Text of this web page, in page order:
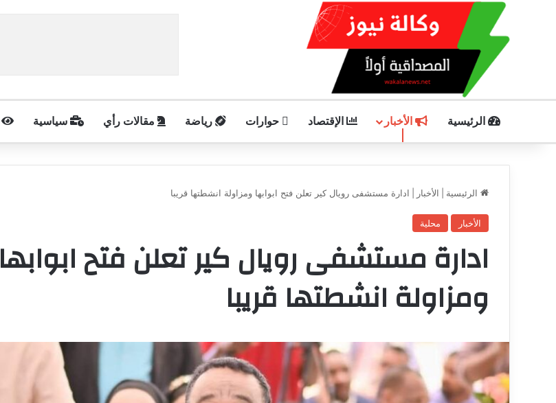
الرئيسية الأخبار الإقتصاد حوارات رياضة مقالات رأي سياسية
الرئيسية الأخبار ادارة مستشفى رويال كير تعلن فتح ابوابها ومزاولة انشطتها قريبا
الأخبار محلية
ادارة مستشفى رويال كير تعلن فتح ابوابها
ومزاولة انشطتها قريبا